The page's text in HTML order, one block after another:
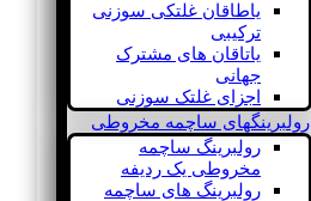
یاطاقان غلتکی سوزنی
ترکیبی
یاتاقان های مشترک
جهانی
اجزای غلتک سوزنی
رولبرینگهای ساچمه مخروطی
رولبرینگ ساچمه
مخروطی یک ردیفه
رولبرینگ های ساچمه